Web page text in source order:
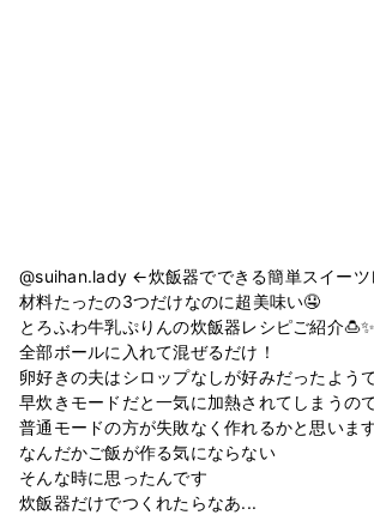
@suihan.lady ←炊飯器でできる簡単スイーツ
材料たったの3つだけなのに超美味い🤤
とろふわ牛乳ぷりんの炊飯器レシピご紹介🍮✨
全部ボールに入れて混ぜるだけ！
卵好きの夫はシロップなしが好みだったよう
早炊きモードだと一気に加熱されてしまうの
普通モードの方が失敗なく作れるかと思いま
なんだかご飯が作る気にならない
そんな時に思ったんです
炊飯器だけでつくれたらなあ...